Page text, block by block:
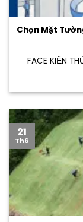
Chọn Mặt
FACE KIẾN
21
Th6